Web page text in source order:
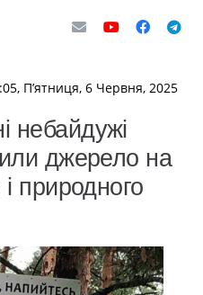
П’ятниця, 6 Червня, 2025
небайдужі
джерело на
природного